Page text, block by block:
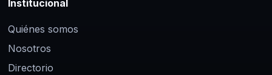
Institucional
Quiénes somos
Nosotros
Directorio